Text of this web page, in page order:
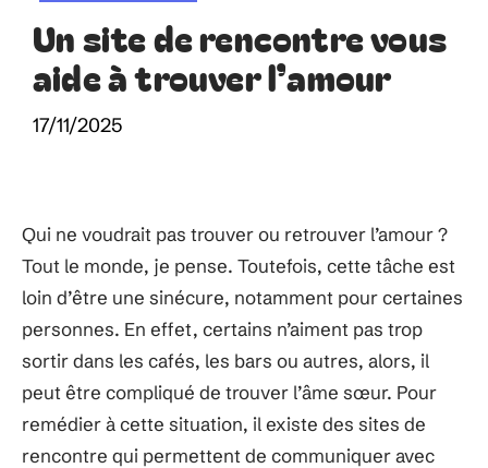
Un site de rencontre vous
aide à trouver l’amour
17/11/2025
Qui ne voudrait pas trouver ou retrouver l’amour ?
Tout le monde, je pense. Toutefois, cette tâche est
loin d’être une sinécure, notamment pour certaines
personnes. En effet, certains n’aiment pas trop
sortir dans les cafés, les bars ou autres, alors, il
peut être compliqué de trouver l’âme sœur. Pour
remédier à cette situation, il existe des sites de
rencontre qui permettent de communiquer avec